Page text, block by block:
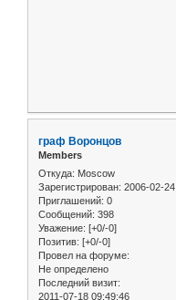
граф Воронцов
Members
Откуда: Moscow
Зарегистрирован: 2006-02-24
Приглашений: 0
Сообщений: 398
Уважение: [+0/-0]
Позитив: [+0/-0]
Провел на форуме:
Не определено
Последний визит:
2011-07-18 09:49:46